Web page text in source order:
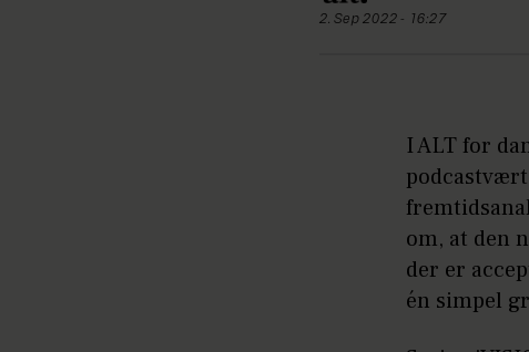
2. Sep 2022 - 16:27
I ALT for
om, at den
der er
én simpel